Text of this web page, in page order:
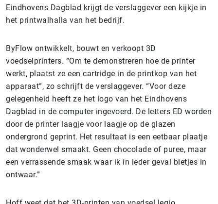
Eindhovens Dagblad krijgt de verslaggever een kijkje in
het printwalhalla van het bedrijf.
ByFlow ontwikkelt, bouwt en verkoopt 3D
voedselprinters. “Om te demonstreren hoe de printer
werkt, plaatst ze een cartridge in de printkop van het
apparaat”, zo schrijft de verslaggever. “Voor deze
gelegenheid heeft ze het logo van het Eindhovens
Dagblad in de computer ingevoerd. De letters ED worden
door de printer laagje voor laagje op de glazen
ondergrond geprint. Het resultaat is een eetbaar plaatje
dat wonderwel smaakt. Geen chocolade of puree, maar
een verrassende smaak waar ik in ieder geval bietjes in
ontwaar.”